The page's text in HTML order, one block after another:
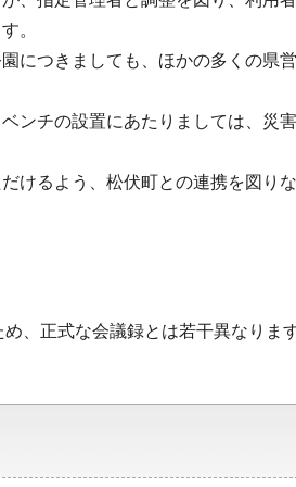
。
につきましても、ほかの多くの県営
ンチの設置にあたりましては、災
けるよう、松伏町との連携を図り
、正式な会議録とは若干異なります